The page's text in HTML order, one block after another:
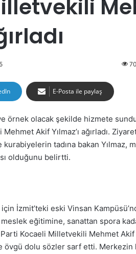
70
E-Posta ile paylaş
örnek olacak şekilde hizmete
Akif Yılmaz’ı ağırladı.
kurabiyelerin tadına bakan Yılmaz,
olduğunu belirtti.
İzmit’teki eski Vinsan
eğitimine, sanattan spora
Kocaeli Milletvekili Mehmet Akif
övgü dolu sözler sarf etti.